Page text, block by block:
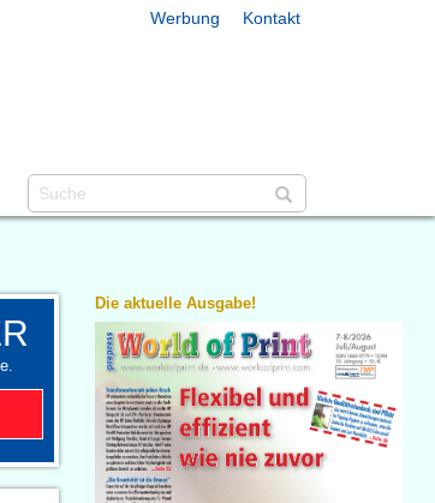
Werbung Kontakt
Die aktuelle Ausgabe!